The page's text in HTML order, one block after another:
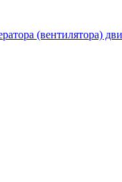
(вентилятора)